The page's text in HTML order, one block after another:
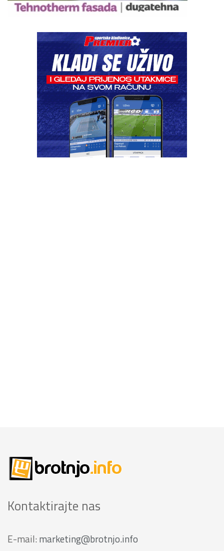
Kontaktirajte nas
E-mail: marketing@brotnjo.info